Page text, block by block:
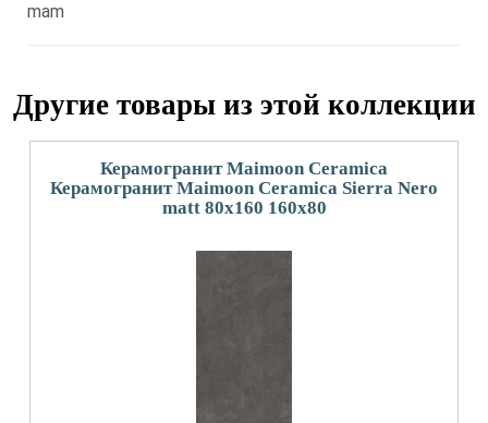
mam
Другие товары из этой коллекции
Керамогранит Maimoon Ceramica
Керамогранит Maimoon Ceramica Sierra Nero
matt 80x160 160x80